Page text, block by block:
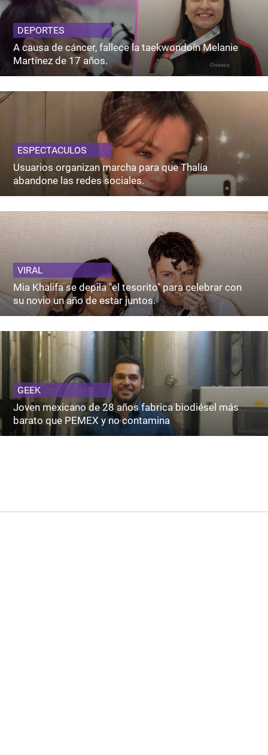
DEPORTES
A causa de cáncer, fallece la taekwondoín Melanie
Martínez de 17 años.
ESPECTACULOS
Usuarios organizan marcha para que Thalía
abandone las redes sociales.
VIRAL
Mia Khalifa se depila "el tesorito" para celebrar con
su novio un año de estar juntos.
GEEK
Joven mexicano de 28 años fabrica biodiésel más
barato que PEMEX y no contamina